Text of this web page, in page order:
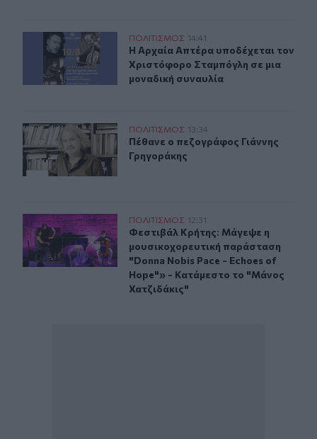
Μουσική βραδιά στην Αρχαία Απτέρα με τον
ΠΟΛΙΤΙΣΜΟΣ 14:41
Η Αρχαία Απτέρα υποδέχεται τον
Η Αρχαία Απτέρα υποδέχεται τον
Χριστόφορο Σταμπόγλη σε μια
μοναδική συναυλία
Πέθανε ο πεζογράφος Γιάννης Γρηγοράκης
ΠΟΛΙΤΙΣΜΟΣ 13:34
Πέθανε ο πεζογράφος Γιάννης
Πέθανε ο πεζογράφος Γιάννης
Γρηγοράκης
Φεστιβάλ Κρήτης: Μάγεψε η μουσικοχορευτική
ΠΟΛΙΤΙΣΜΟΣ 12:31
Φεστιβάλ Κρήτης: Μάγεψε η
Φεστιβάλ Κρήτης: Μάγεψε η
μουσικοχορευτική παράσταση
"Donna Nobis Pace - Echoes of
Hope"» - Κατάμεστο το "Μάνος
Χατζιδάκις"